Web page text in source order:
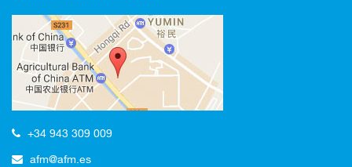
+34 943 309 009
afm@afm.es